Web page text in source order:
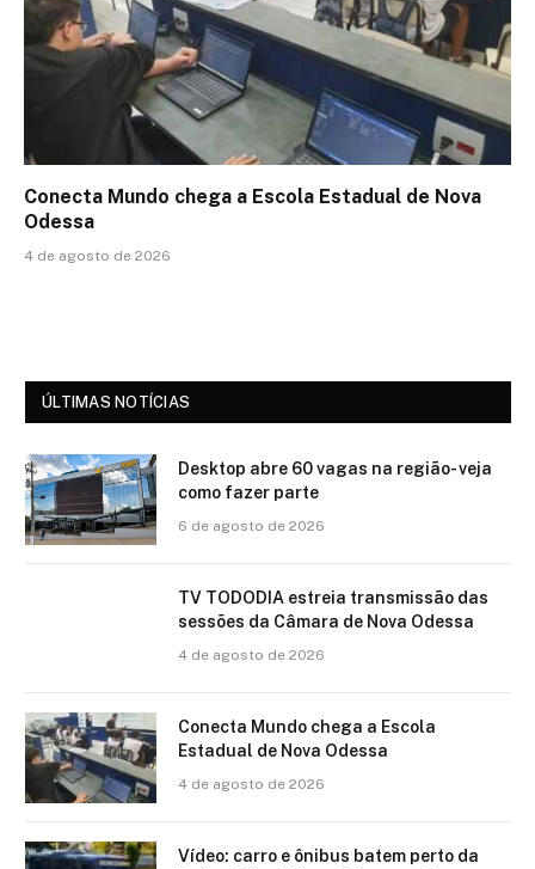
Conecta Mundo chega a Escola Estadual de Nova
Odessa
4 de agosto de 2026
ÚLTIMAS NOTÍCIAS
Desktop abre 60 vagas na região- veja
como fazer parte
6 de agosto de 2026
TV TODODIA estreia transmissão das
sessões da Câmara de Nova Odessa
4 de agosto de 2026
Conecta Mundo chega a Escola
Estadual de Nova Odessa
4 de agosto de 2026
Vídeo: carro e ônibus batem perto da